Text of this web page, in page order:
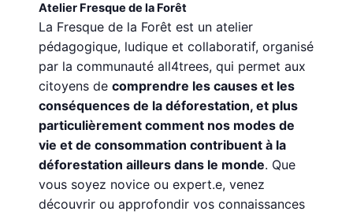
Atelier Fresque de la Forêt
La Fresque de la Forêt est un atelier
pédagogique, ludique et collaboratif, organisé
par la communauté all4trees, qui permet aux
citoyens decomprendre les causes et les
conséquences de la déforestation, et plus
particulièrement comment nos modes de
vie et de consommation contribuent à la
déforestation ailleurs dans le monde. Que
vous soyez novice ou expert.e, venez
découvrir ou approfondir vos connaissances